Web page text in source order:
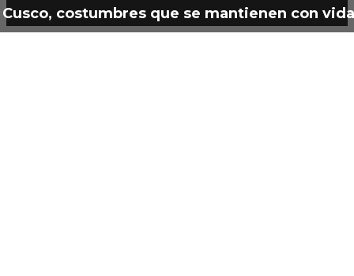
Cusco, costumbres que se mantienen con vida